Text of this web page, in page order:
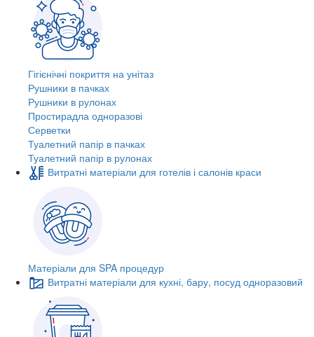
Гігієнічні покриття на унітаз
Рушники в пачках
Рушники в рулонах
Простирадла одноразові
Серветки
Туалетний папір в пачках
Туалетний папір в рулонах
Витратні матеріали для готелів і салонів краси
Матеріали для SPA процедур
Витратні матеріали для кухні, бару, посуд одноразовий